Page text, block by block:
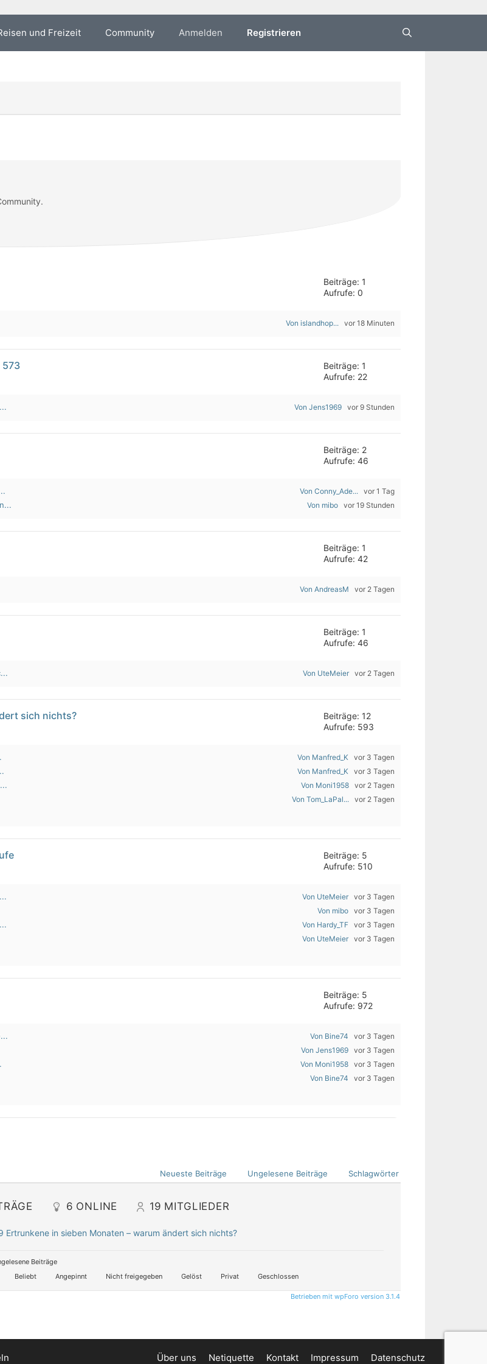
und Freizeit Community Anmelden Registrieren
Beiträge: 1
Aufrufe: 0
Von islandhop... vor 18 Minuten
573
Beiträge: 1
Aufrufe: 22
Von Jens1969 vor 9 Stunden
Beiträge: 2
Aufrufe: 46
Von Conny_Ade... vor 1 Tag
Von mibo vor 19 Stunden
Beiträge: 1
Aufrufe: 42
Von AndreasM vor 2 Tagen
Beiträge: 1
Aufrufe: 46
Von UteMeier vor 2 Tagen
sich nichts?
Beiträge: 12
Aufrufe: 593
Von Manfred_K vor 3 Tagen
Von Manfred_K vor 3 Tagen
Von Moni1958 vor 2 Tagen
Von Tom_LaPal... vor 2 Tagen
Beiträge: 5
Aufrufe: 510
Von UteMeier vor 3 Tagen
Von mibo vor 3 Tagen
Von Hardy_TF vor 3 Tagen
Von UteMeier vor 3 Tagen
Beiträge: 5
Aufrufe: 972
Von Bine74 vor 3 Tagen
Von Jens1969 vor 3 Tagen
Von Moni1958 vor 3 Tagen
Von Bine74 vor 3 Tagen
Neueste Beiträge Ungelesene Beiträge Schlagwörter
6 ONLINE 19 MITGLIEDER
Ertrunkene in sieben Monaten – warum ändert sich nichts?
Beiträge
Beliebt Angepinnt Nicht freigegeben Gelöst Privat Geschlossen
Betrieben mit wpForo version 3.1.4
Über uns Netiquette Kontakt Impressum Datenschutz